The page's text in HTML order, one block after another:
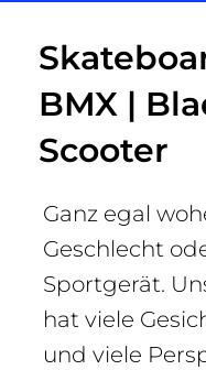
BMX |
Scooter
Ganz egal
Geschlecht
Sportgerät.
hat viele
und viele